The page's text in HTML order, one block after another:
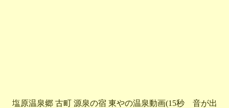
塩原温泉郷 古町 源泉の宿 東やの温泉動画(15秒 音が出